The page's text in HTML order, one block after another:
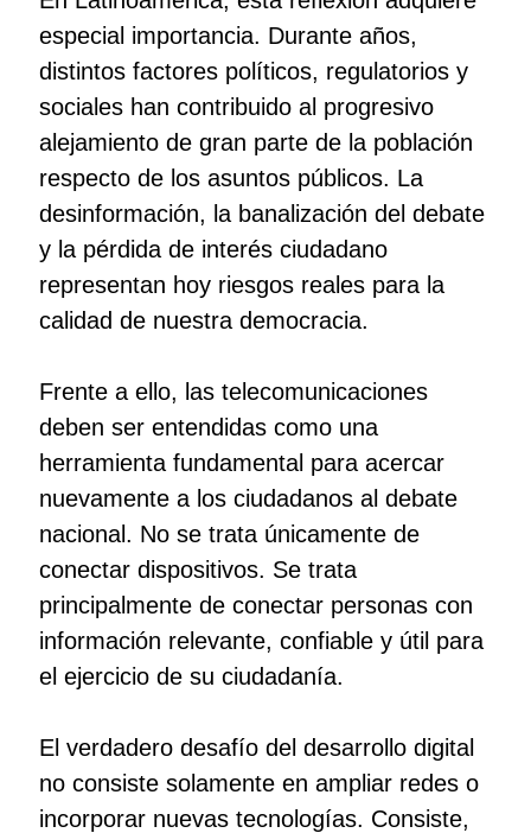
especial importancia. Durante años,
distintos factores políticos, regulatorios y
sociales han contribuido al progresivo
alejamiento de gran parte de la población
respecto de los asuntos públicos. La
desinformación, la banalización del debate
y la pérdida de interés ciudadano
representan hoy riesgos reales para la
calidad de nuestra democracia.
Frente a ello, las telecomunicaciones
deben ser entendidas como una
herramienta fundamental para acercar
nuevamente a los ciudadanos al debate
nacional. No se trata únicamente de
conectar dispositivos. Se trata
principalmente de conectar personas con
información relevante, confiable y útil para
el ejercicio de su ciudadanía.
El verdadero desafío del desarrollo digital
no consiste solamente en ampliar redes o
incorporar nuevas tecnologías. Consiste,